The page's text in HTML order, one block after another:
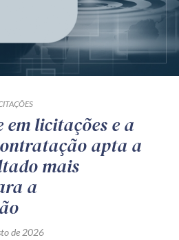
em licitações e a
apta a
mais
a
de 2026